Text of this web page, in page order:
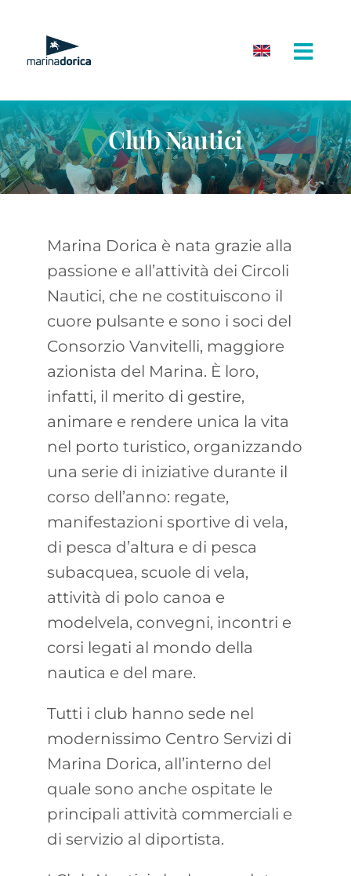
contenuto
Club Nautici
Marina Dorica è nata grazie alla
passione e all’attività dei Circoli
Nautici, che ne costituiscono il
cuore pulsante e sono i soci del
Consorzio Vanvitelli, maggiore
azionista del Marina. È loro,
infatti, il merito di gestire,
animare e rendere unica la vita
nel porto turistico, organizzando
una serie di iniziative durante il
corso dell’anno: regate,
manifestazioni sportive di vela,
di pesca d’altura e di pesca
subacquea, scuole di vela,
attività di polo canoa e
modelvela, convegni, incontri e
corsi legati al mondo della
nautica e del mare.
Tutti i club hanno sede nel
modernissimo Centro Servizi di
Marina Dorica, all’interno del
quale sono anche ospitate le
principali attività commerciali e
di servizio al diportista.